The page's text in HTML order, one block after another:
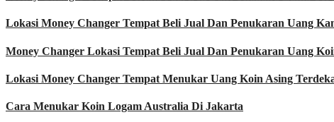
Lokasi Money Changer Tempat Beli Jual Dan Penukaran Uang
Money Changer Lokasi Tempat Beli Jual Dan Penukaran Uang
Lokasi Money Changer Tempat Menukar Uang Koin Asing
Cara Menukar Koin Logam Australia Di Jakarta